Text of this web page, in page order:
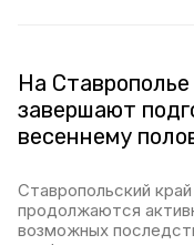
На Ставрополье
завершают
весеннему
Ставропольский
продолжаются
возможных